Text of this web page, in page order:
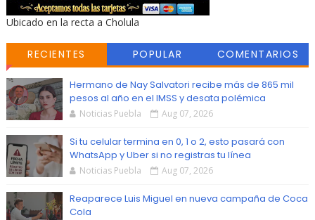
Ubicado en la recta a Cholula
RECIENTES POPULAR COMENTARIOS
Hermano de Nay Salvatori recibe más de 865 mil
pesos al año en el IMSS y desata polémica
Noticias Puebla Aug 07, 2026
Si tu celular termina en 0, 1 o 2, esto pasará con
WhatsApp y Uber si no registras tu línea
Noticias Puebla Aug 07, 2026
Reaparece Luis Miguel en nueva campaña de Coca
Cola